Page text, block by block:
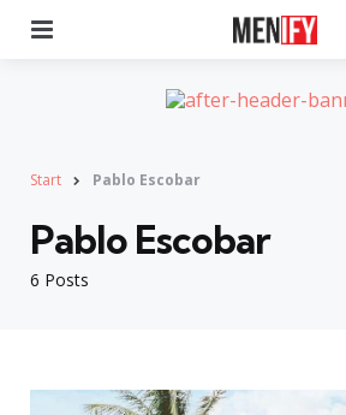
Start Pablo Escobar
6 Posts
Pablo Escobar